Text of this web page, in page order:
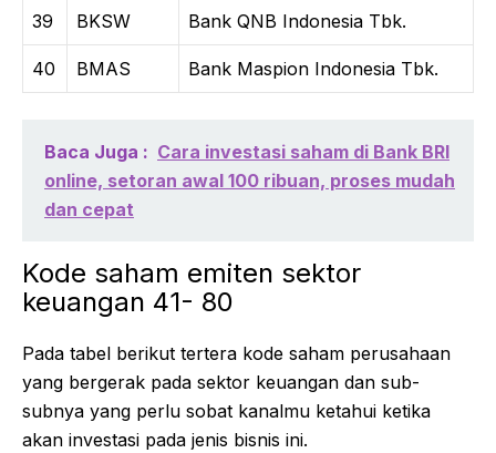
39 BKSW Bank QNB Indonesia Tbk.
40 BMAS Bank Maspion Indonesia Tbk.
Baca Juga : Cara investasi saham di Bank BRI
online, setoran awal 100 ribuan, proses mudah
dan cepat
Kode saham emiten sektor
keuangan 41- 80
Pada tabel berikut tertera kode saham perusahaan
yang bergerak pada sektor keuangan dan sub-
subnya yang perlu sobat kanalmu ketahui ketika
akan investasi pada jenis bisnis ini.